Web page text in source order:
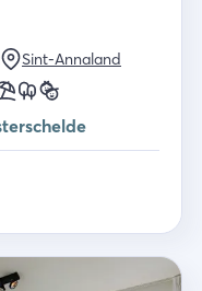
Sint-Annaland